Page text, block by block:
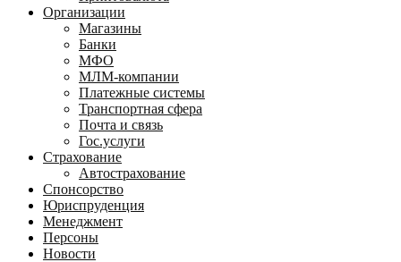
Организации
Магазины
Банки
МФО
МЛМ-компании
Платежные системы
Транспортная сфера
Почта и связь
Гос.услуги
Страхование
Автострахование
Спонсорство
Юриспруденция
Менеджмент
Персоны
Новости